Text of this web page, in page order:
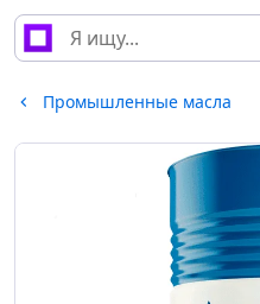
Промышленные масла